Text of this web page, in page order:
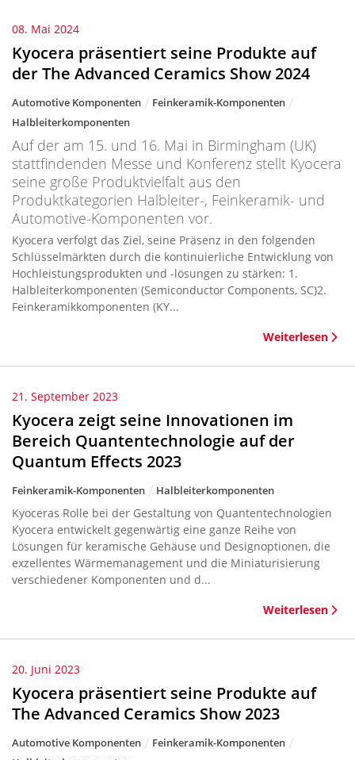
08. Mai 2024
Kyocera präsentiert seine Produkte auf
der The Advanced Ceramics Show 2024
Automotive Komponenten
Feinkeramik-Komponenten
Halbleiterkomponenten
Auf der am 15. und 16. Mai in Birmingham (UK)
stattfindenden Messe und Konferenz stellt Kyocera
seine große Produktvielfalt aus den
Produktkategorien Halbleiter-, Feinkeramik- und
Automotive-Komponenten vor.
Kyocera verfolgt das Ziel, seine Präsenz in den folgenden
Schlüsselmärkten durch die kontinuierliche Entwicklung von
Hochleistungsprodukten und -lösungen zu stärken: 1.
Halbleiterkomponenten (Semiconductor Components, SC)2.
Feinkeramikkomponenten (KY...
Weiterlesen
21. September 2023
Kyocera zeigt seine Innovationen im
Bereich Quantentechnologie auf der
Quantum Effects 2023
Feinkeramik-Komponenten Halbleiterkomponenten
Kyoceras Rolle bei der Gestaltung von Quantentechnologien
Kyocera entwickelt gegenwärtig eine ganze Reihe von
Lösungen für keramische Gehäuse und Designoptionen, die
exzellentes Wärmemanagement und die Miniaturisierung
verschiedener Komponenten und d...
Weiterlesen
20. Juni 2023
Kyocera präsentiert seine Produkte auf
The Advanced Ceramics Show 2023
Automotive Komponenten
Feinkeramik-Komponenten